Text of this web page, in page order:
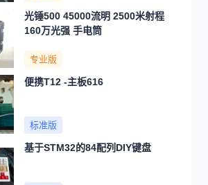
光锤500 45000流明 2500米射程
160万光强 手电筒
专业版
便携T12 -主板616
标准版
基于STM32的84配列DIY键盘